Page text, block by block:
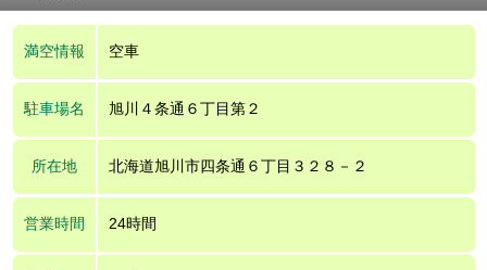
満空情報 空車
駐車場名 旭川４条通６丁目第２
所在地 北海道旭川市四条通６丁目３２８－２
営業時間 24時間